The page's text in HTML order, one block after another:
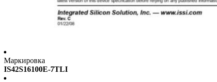
Маркировка
IS42S16100E-7TLI